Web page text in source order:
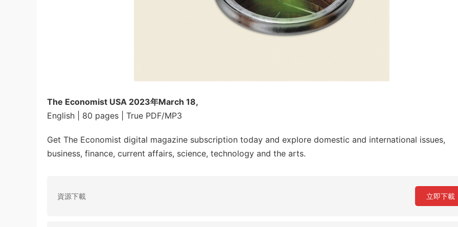
The Economist USA 2023年March 18,
English | 80 pages | True PDF/MP3
Get The Economist digital magazine subscription today and explore domestic and international issues,
business, finance, current affairs, science, technology and the arts.
資源下載 立即下載